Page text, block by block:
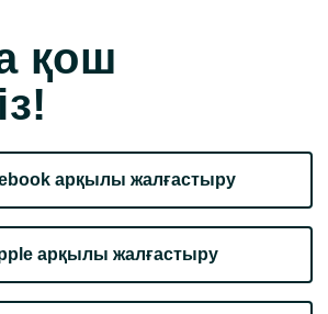
қош
арқылы жалғастыру
арқылы жалғастыру